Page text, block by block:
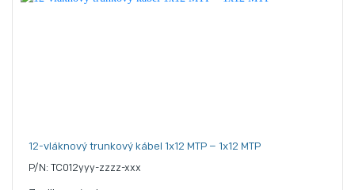
12-vláknový trunkový kábel 1x12 MTP – 1x12 MTP
P/N: TC012yyy-zzzz-xxx